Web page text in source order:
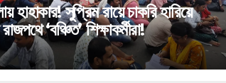
হাহাকার! সুপ্রিম রায়ে চাকরি হারিয়ে
‘বঞ্চিত’ শিক্ষাকর্মীরা!